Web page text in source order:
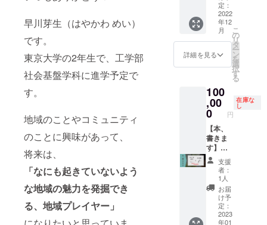
早川芽生（はやかわ めい）
です。
東京大学の2年生で、工学部
社会基盤学科に進学予定で
す。
地域のことやコミュニティ
のことに興味があって、
将来は、
「なにも起きていないよう
な地域の魅力を発掘でき
る、地域プレイヤー」
使って
います)
を盛り
上げ
域にあ
る課題
どと
いった
活動の
中で、
人手を
必要と
してい
る方 ・
上記の
ような
活動を
「一緒
に」進
めてく
まれま
す。
ます。
※2022
年1月中
に対応
してい
ただけ
ます。
「地域
（ここ
では、
都会・
田舎関
係な
持った
場所と
して
「地
域」と
いう言
葉を
使って
いま
す。）
で活動
してい
る方、
地域の
何？と
いう問
いにつ
いての
話、東
大生が
の話、
などが
できま
す。 イ
ベント
の主登
壇者を
想定し
ていま
す。 ※
イベン
トの内
容は、
地域活
す！】
地域活
動団体
のこと
を、地
域で活
動した
い学生
しま
す！ こ
れを
きっか
けに、
飛び込
んでき
てくれ
る学生
が現れ
るか
も…！
という
か、私
定：
2022
年12
月
詳細を見る
こ
の
リ
タ
ー
ン
を
選
択
す
る
100
,00
0 円
在庫な
し
【本、
書きま
す】
【本1
冊】 自
伝を残
した
い、活
動記を
書きた
支援
者：
1人
お届
け予
定：
2023
年01